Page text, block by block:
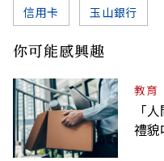
信用卡 玉山銀行
你可能感興趣
教育
「
禮貌